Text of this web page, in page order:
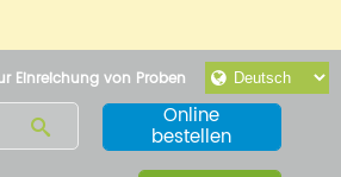
Einreichung von Proben
Online
bestellen